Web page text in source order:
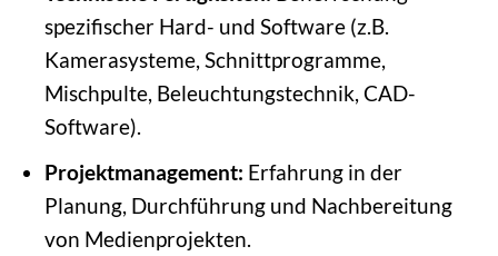
spezifischer Hard- und Software (z.B.
Kamerasysteme, Schnittprogramme,
Mischpulte, Beleuchtungstechnik, CAD-
Software).
Projektmanagement: Erfahrung in der
Planung, Durchführung und Nachbereitung
von Medienprojekten.